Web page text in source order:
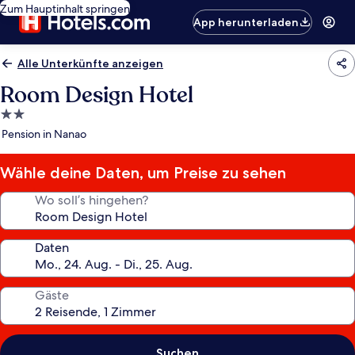
Zum Hauptinhalt springen
App herunterladen
Alle Unterkünfte anzeigen
Room Design Hotel
2.0-
Sterne-
Pension in Nanao
Wähle deine Daten, um Preise zu sehen
Wo soll’s hingehen?
Daten
Gäste